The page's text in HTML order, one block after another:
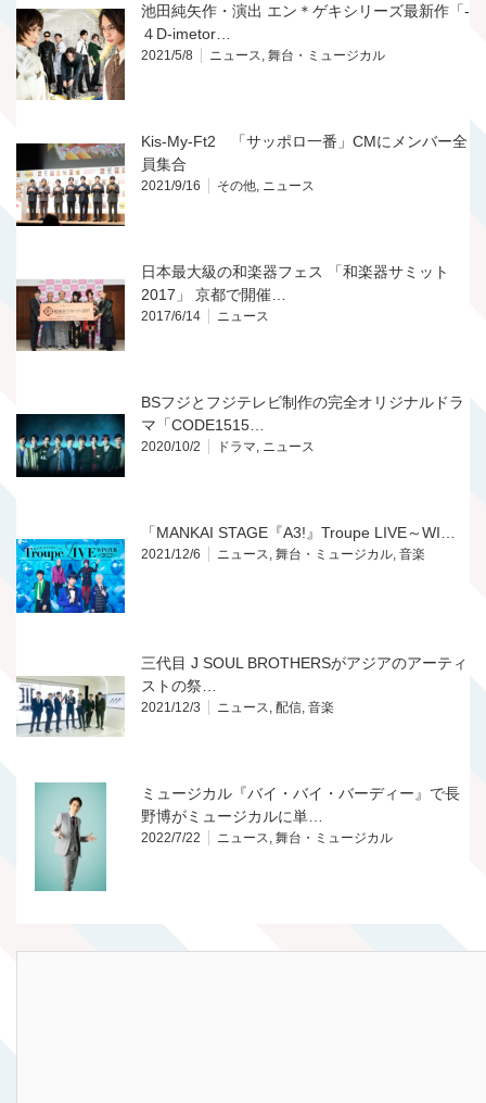
池田純矢作・演出 エン＊ゲキシリーズ最新作「-
４D-imetor…
2021/5/8 ニュース, 舞台・ミュージカル
Kis-My-Ft2 「サッポロ一番」CMにメンバー全
員集合
2021/9/16 その他, ニュース
日本最大級の和楽器フェス 「和楽器サミット
2017」 京都で開催…
2017/6/14 ニュース
BSフジとフジテレビ制作の完全オリジナルドラ
マ「CODE1515…
2020/10/2 ドラマ, ニュース
「MANKAI STAGE『A3!』Troupe LIVE～WI…
2021/12/6 ニュース, 舞台・ミュージカル, 音楽
三代目 J SOUL BROTHERSがアジアのアーティ
ストの祭…
2021/12/3 ニュース, 配信, 音楽
ミュージカル『バイ・バイ・バーディー』で長
野博がミュージカルに単…
2022/7/22 ニュース, 舞台・ミュージカル